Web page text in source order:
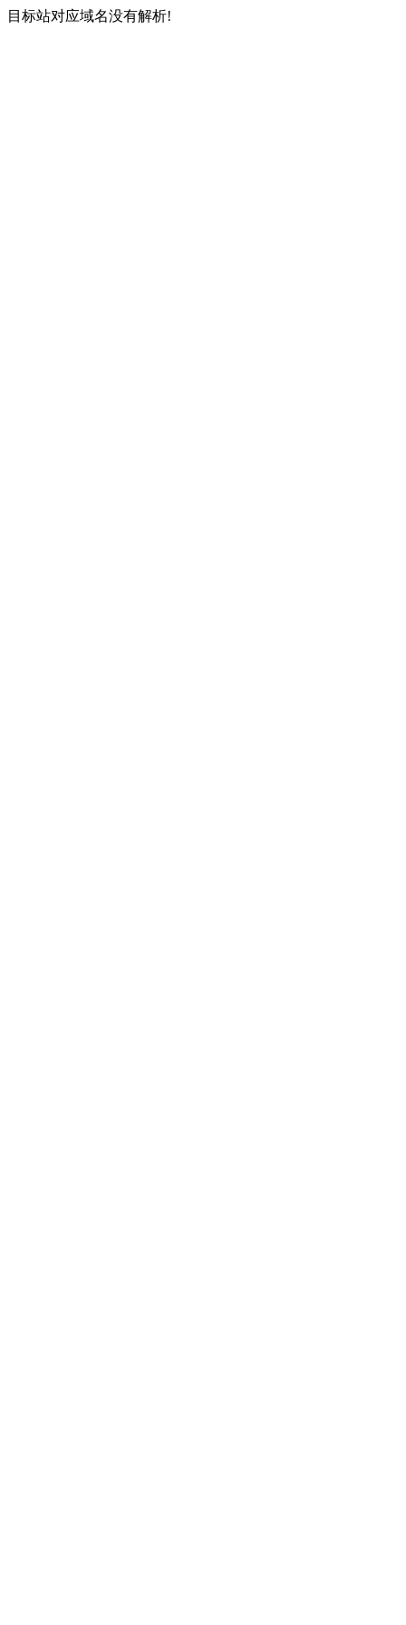
目标站对应域名没有解析!